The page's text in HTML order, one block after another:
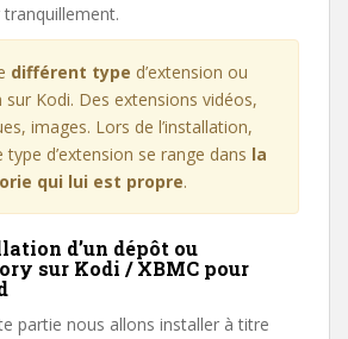
différent type d’extension ou
sur Kodi. Des extensions vidéos,
images. Lors de l’installation,
type d’extension se range dans la
qui lui est propre.
d’un dépôt ou
sur Kodi / XBMC pour
partie nous allons installer à titre